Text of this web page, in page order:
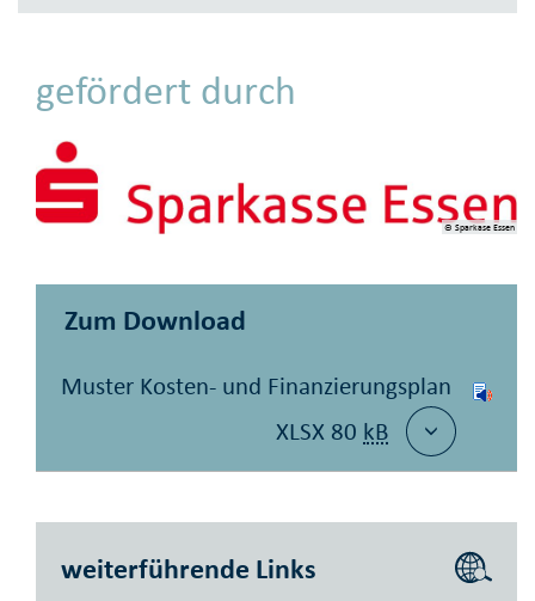
gefördert durch
© Sparkase Essen
Zum Download
Muster Kosten- und Finanzierungsplan
XLSX 80 kB
weiterführende Links